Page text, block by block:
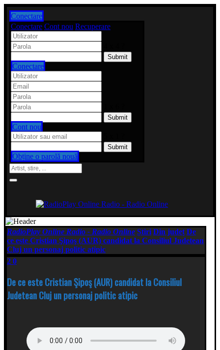
Conectare
Conectare Cont nou Recuperare
Conectare
Cont nou
Obține o parolă nouă
RadioPlay Online Radio - Radio Online Știri Din județ De
ce este Cristian Şipoş (AUR) candidat la Consiliul Judetean
Cluj un personaj politic atipic
2 0
De ce este Cristian Şipoş (AUR) candidat la Consiliul
Judetean Cluj un personaj politic atipic